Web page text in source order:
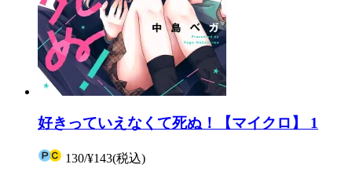
好きっていえなくて死ぬ！【マイクロ】 1
130/¥143(税込)